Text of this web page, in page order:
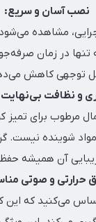
نصب آسان و سریع:
مشاهده
در زمان
توجهی کاهش
و نظافت
برای تمیز
شوینده نیست.
آن همیشه
حرارتی و صوتی
می‌کنید که